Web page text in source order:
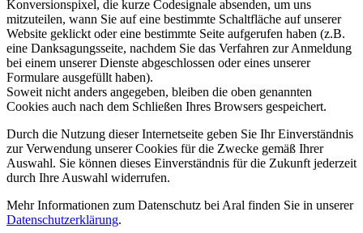
Konversionspixel, die kurze Codesignale absenden, um uns
mitzuteilen, wann Sie auf eine bestimmte Schaltfläche auf unserer
Website geklickt oder eine bestimmte Seite aufgerufen haben (z.B.
eine Danksagungsseite, nachdem Sie das Verfahren zur Anmeldung
bei einem unserer Dienste abgeschlossen oder eines unserer
Formulare ausgefüllt haben).
Soweit nicht anders angegeben, bleiben die oben genannten
Cookies auch nach dem Schließen Ihres Browsers gespeichert.
Durch die Nutzung dieser Internetseite geben Sie Ihr Einverständnis
zur Verwendung unserer Cookies für die Zwecke gemäß Ihrer
Auswahl. Sie können dieses Einverständnis für die Zukunft jederzeit
durch Ihre Auswahl widerrufen.
Mehr Informationen zum Datenschutz bei Aral finden Sie in unserer
Datenschutzerklärung.